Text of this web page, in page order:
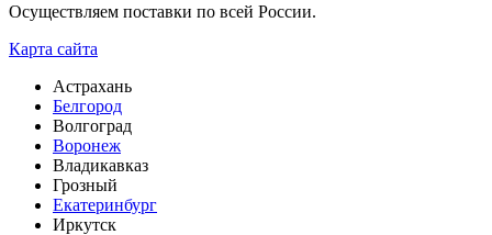
Осуществляем поставки по всей России.
Карта сайта
Астрахань
Белгород
Волгоград
Воронеж
Владикавказ
Грозный
Екатеринбург
Иркутск